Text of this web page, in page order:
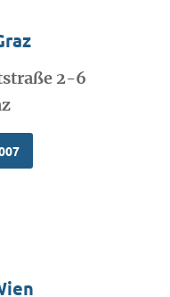
2-6